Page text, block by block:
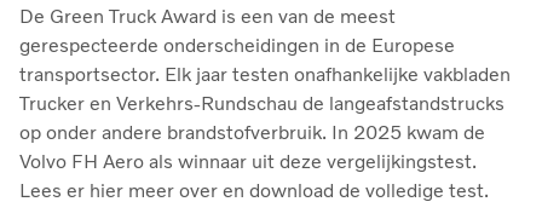
De Green Truck Award is een van de meest
gerespecteerde onderscheidingen in de Europese
transportsector. Elk jaar testen onafhankelijke vakbladen
Trucker en Verkehrs-Rundschau de langeafstandstrucks
op onder andere brandstofverbruik. In 2025 kwam de
Volvo FH Aero als winnaar uit deze vergelijkingstest.
Lees er hier meer over en download de volledige test.